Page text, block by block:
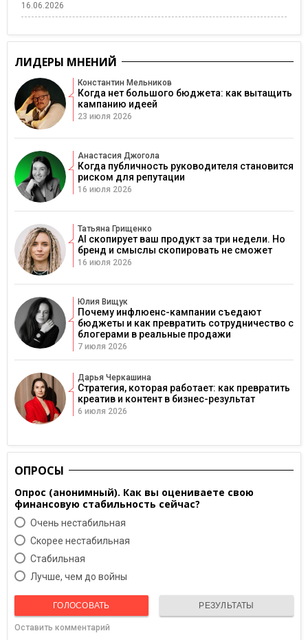
16.06.2026
ЛИДЕРЫ МНЕНИЙ
Константин Мельников
Когда нет большого бюджета: как вытащить
кампанию идеей
23 июля 2026
Анастасия Джогола
Когда публичность руководителя становится
риском для репутации
16 июля 2026
Татьяна Грищенко
AI скопирует ваш продукт за три недели. Но
бренд и смыслы скопировать не сможет
16 июля 2026
Юлия Вищук
Почему инфлюенс-кампании съедают
бюджеты и как превратить сотрудничество с
блогерами в реальные продажи
7 июля 2026
Дарья Черкашина
Стратегия, которая работает: как превратить
креатив и контент в бизнес-результат
6 июля 2026
ОПРОСЫ
Опрос (анонимный). Как вы оцениваете свою
финансовую стабильность сейчас?
Очень нестабильная
Скорее нестабильная
Cтабильная
Лучше, чем до войны
ГОЛОСОВАТЬ РЕЗУЛЬТАТЫ
Оставить комментарий